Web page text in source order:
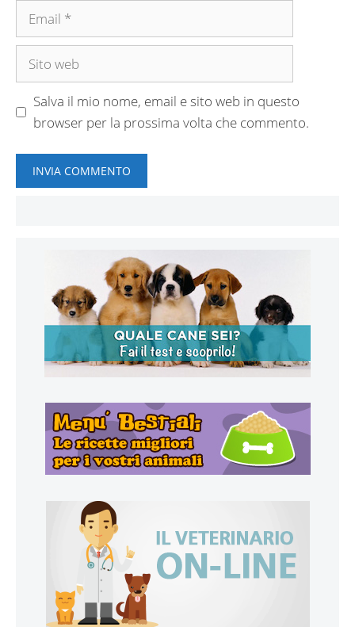
Email
Sito
Salva il mio nome, email e sito web in questo
browser per la prossima volta che commento.